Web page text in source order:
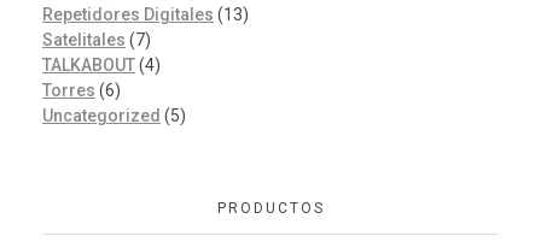
Repetidores Digitales (13)
Satelitales (7)
TALKABOUT(4)
Torres (6)
Uncategorized (5)
PRODUCTOS